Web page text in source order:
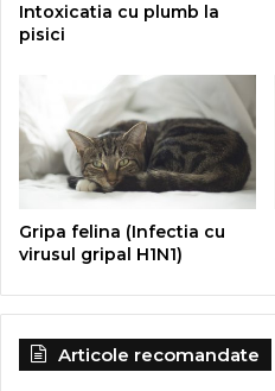
Intoxicatia cu plumb la
pisici
Gripa felina (Infectia cu
virusul gripal H1N1)
Articole recomandate